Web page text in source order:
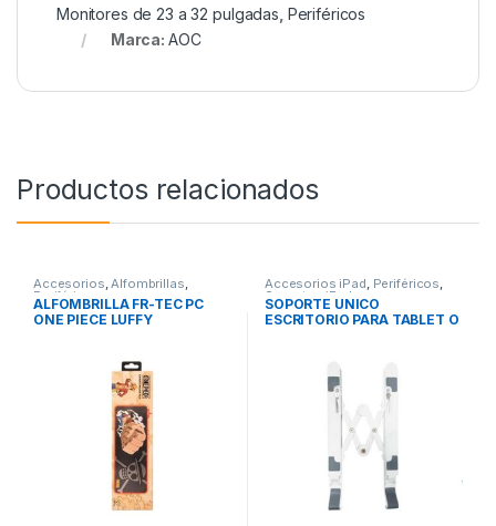
Monitores de 23 a 32 pulgadas Periféricos
Marca: AOC
Productos relacionados
Accesorios,Alfombrillas,
Periféricos
ALFOMBRILLA FR-TEC PC
ONE PIECE LUFFY
Accesorios iPad, Periféricos,
Soportes iPad
SOPORTE UNICO
ESCRITORIO PARA TABLET O